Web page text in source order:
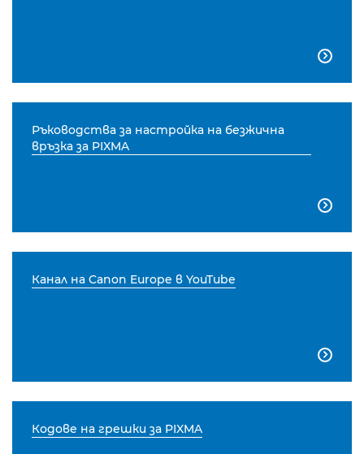

Ръководства за настройка на безжична
връзка за PIXMA

Канал на Canon Europe в YouTube

Кодове на грешки за PIXMA